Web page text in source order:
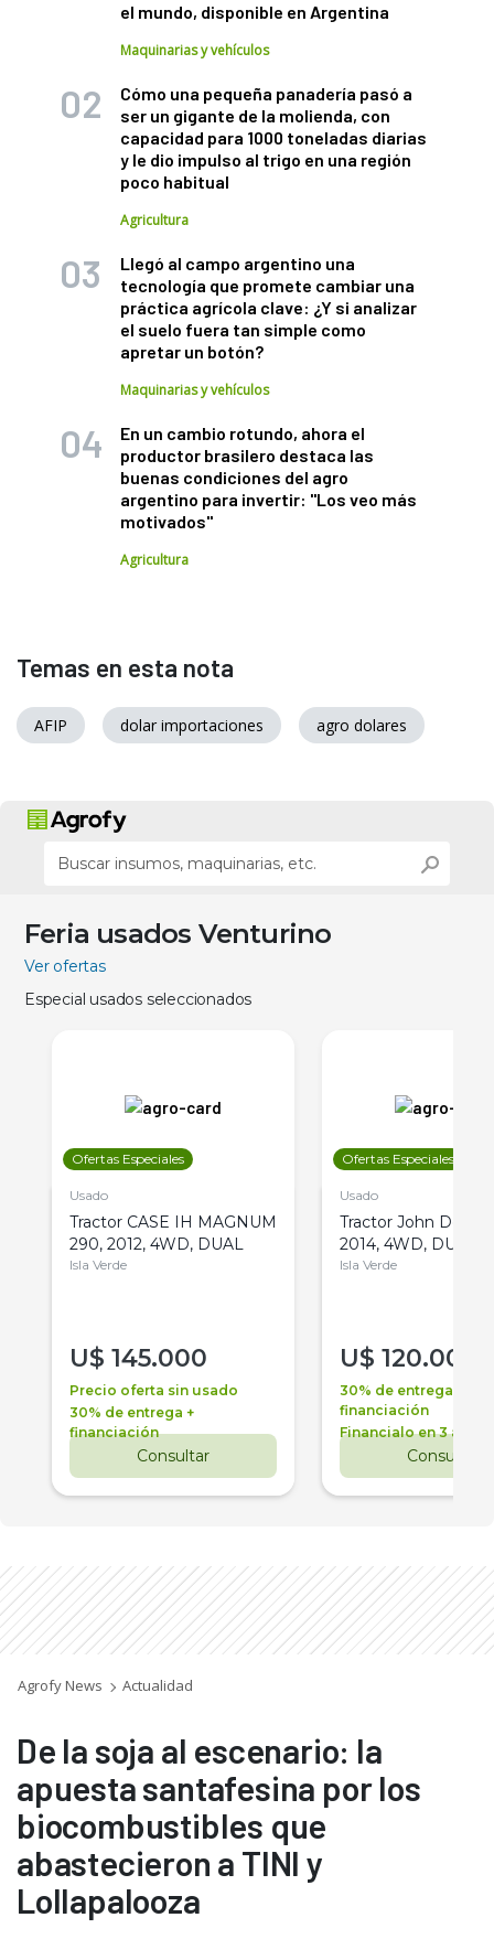
el mundo, disponible en Argentina
Maquinarias y vehículos
Cómo una pequeña panadería pasó a
ser un gigante de la molienda, con
capacidad para 1000 toneladas diarias
y le dio impulso al trigo en una región
poco habitual
Agricultura
Llegó al campo argentino una
tecnología que promete cambiar una
práctica agrícola clave: ¿Y si analizar
el suelo fuera tan simple como
apretar un botón?
Maquinarias y vehículos
En un cambio rotundo, ahora el
productor brasilero destaca las
buenas condiciones del agro
argentino para invertir: "Los veo más
motivados"
Agricultura
Temas en esta nota
AFIP dolar importaciones agro dolares
Feria usados Venturino
Ver ofertas
Especial usados seleccionados
Ofertas Especiales
Usado
Tractor CASE IH MAGNUM
290, 2012, 4WD, DUAL
Isla Verde
U$ 145.000
Precio oferta sin usado
30% de entrega +
financiación
Consultar
Ofertas Especiales
Usado
Tractor John Deere
2014, 4WD, DUAL
Isla Verde
U$ 120.000
30% de entrega +
financiación
Financialo en 3 años
Consultar
Agrofy News Actualidad
De la soja al escenario: la
apuesta santafesina por los
biocombustibles que
abastecieron a TINI y
Lollapalooza